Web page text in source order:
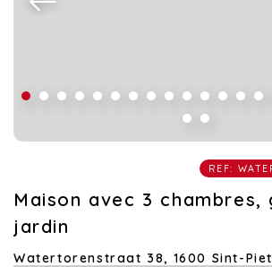
REF:
Maison avec 3 chambres,
jardin
Watertorenstraat 38, 1600 Sint-